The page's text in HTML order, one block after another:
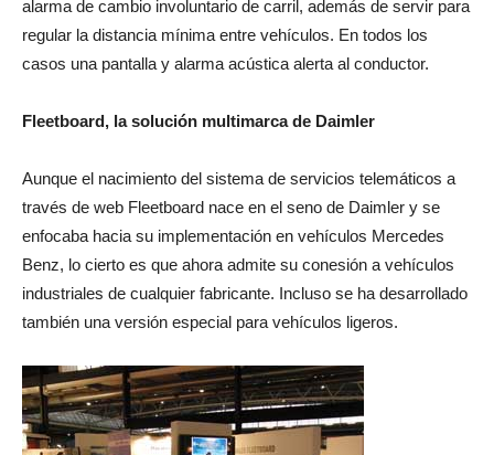
alarma de cambio involuntario de carril, además de servir para
regular la distancia mínima entre vehículos. En todos los
casos una pantalla y alarma acústica alerta al conductor.
Fleetboard, la solución multimarca de Daimler
Aunque el nacimiento del sistema de servicios telemáticos a
través de web Fleetboard nace en el seno de Daimler y se
enfocaba hacia su implementación en vehículos Mercedes
Benz, lo cierto es que ahora admite su conesión a vehículos
industriales de cualquier fabricante. Incluso se ha desarrollado
también una versión especial para vehículos ligeros.